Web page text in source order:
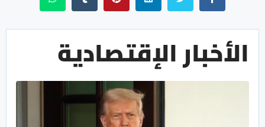
الأخبار الإقتصادية